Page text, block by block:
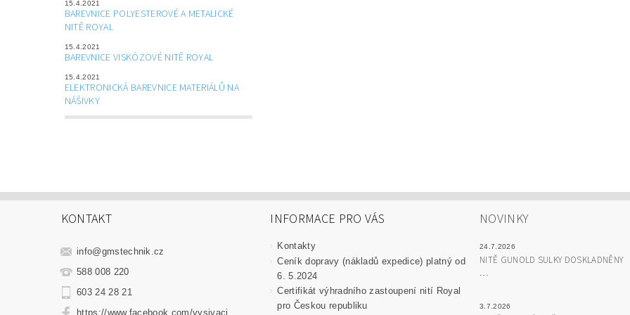
15.4.2021
BAREVNICE POLYESTEROVÉ A METALICKÉ
NITĚ ROYAL
15.4.2021
BAREVNICE VISKÓZOVÉ NITĚ ROYAL
15.4.2021
ELEKTRONICKÁ BAREVNICE MATERIÁLŮ NA
NÁŠIVKY
KONTAKT
info@gmstechnik.cz
588 008 220
603 24 28 21
https://www.facebook.com/vysivaci
INFORMACE PRO VÁS
Kontakty
Ceník dopravy (nákladů expedice) platný od
6. 5.2024
Certifikát výhradního zastoupení nití Royal
pro Českou republiku
NOVINKY
24.7.2026
NITĚ GUNOLD SULKY DOSKLADNĚNY
3.7.2026